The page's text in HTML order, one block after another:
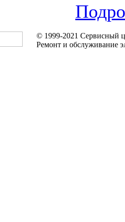
© 1999-2021 Сервисный
Ремонт и обслуживание